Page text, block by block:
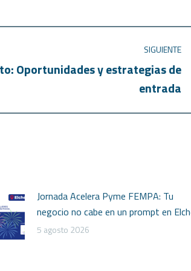
SIGUIENTE
Oportunidades y estrategias de
entrada
Jornada Acelera Pyme FEMPA: Tu
negocio no cabe en un prompt en
5 agosto 2026